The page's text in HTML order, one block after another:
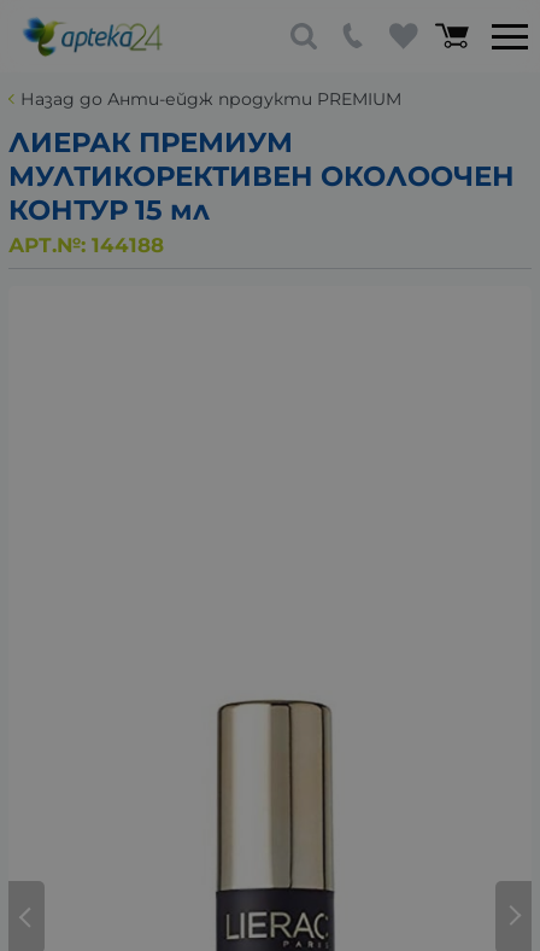
Назад до Анти-ейдж продукти PREMIUM
ЛИЕРАК ПРЕМИУМ
МУЛТИКОРЕКТИВЕН ОКОЛООЧЕН
КОНТУР 15 мл
АРТ.№: 144188